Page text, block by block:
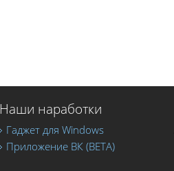
Наши наработки
Гаджет для Windows
Приложение ВК (BETA)